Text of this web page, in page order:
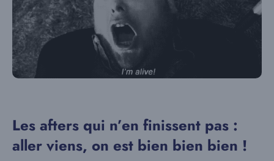
Les afters qui n’en finissent pas :
aller viens, on est bien bien bien !